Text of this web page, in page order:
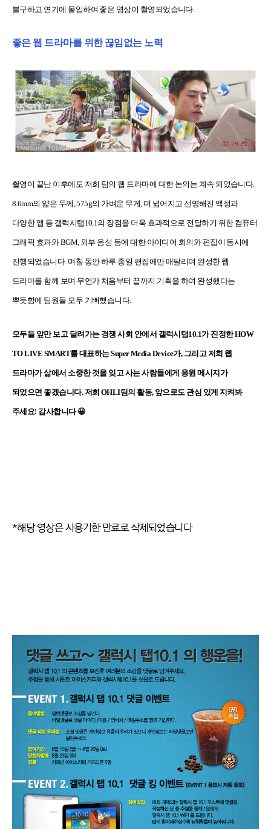
불구하고 연기에 몰입하여 좋은 영상이 촬영되었습니다.
좋은 웹 드라마를 위한 끊임없는 노력
촬영이 끝난 이후에도 저희 팀의 웹 드라마에 대한 논의는 계속 되었습니다.
8.6mm의 얇은 두께, 575g의 가벼운 무게, 더 넓어지고 선명해진 액정과
다양한 앱 등 갤럭시탭10.1의 장점을 더욱 효과적으로 전달하기 위한 컴퓨터
그래픽 효과와 BGM, 외부 음성 등에 대한 아이디어 회의와 편집이 동시에
진행되었습니다. 며칠 동안 하루 종일 편집에만 매달리며 완성한 웹
드라마를 함께 보며 무언가 처음부터 끝까지 기획을 하여 완성했다는
뿌듯함에 팀원들 모두 기뻐했습니다.
모두들 앞만 보고 달려가는 경쟁 사회 안에서 갤럭시탭10.1가 진정한 HOW
TO LIVE SMART를 대표하는 Super Media Device가, 그리고 저희 웹
드라마가 삶에서 소중한 것을 잊고 사는 사람들에게 응원 메시지가
되었으면 좋겠습니다.저희 OHLI팀의 활동, 앞으로도 관심 있게 지켜봐
주세요! 감사합니다 😀
*해당 영상은 사용기한 만료로 삭제되었습니다